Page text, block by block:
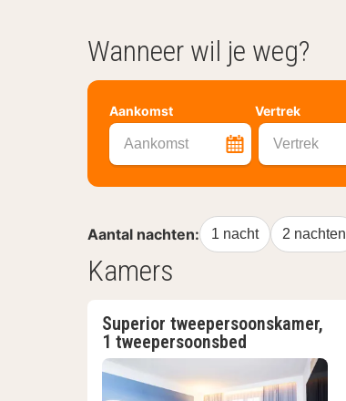
Wanneer wil je weg?
Aankomst Vertrek
Aankomst Vertrek
Aantal nachten: 1 nacht 2 nachten
Kamers
Superior tweepersoonskamer,
1 tweepersoonsbed